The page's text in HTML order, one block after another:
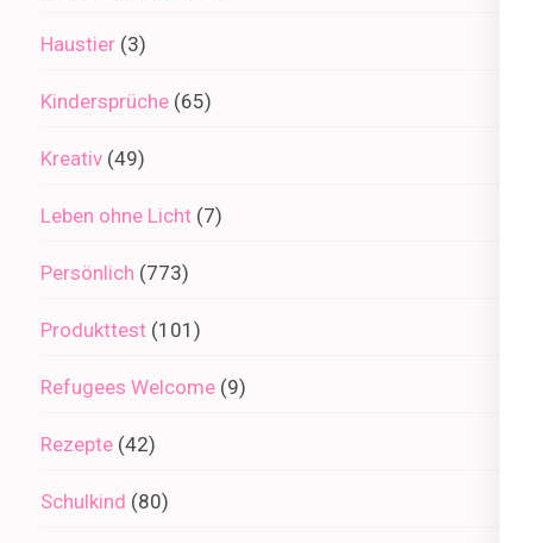
Haustier (3)
Kindersprüche (65)
Kreativ (49)
Leben ohne Licht (7)
Persönlich (773)
Produkttest (101)
Refugees Welcome (9)
Rezepte (42)
Schulkind (80)